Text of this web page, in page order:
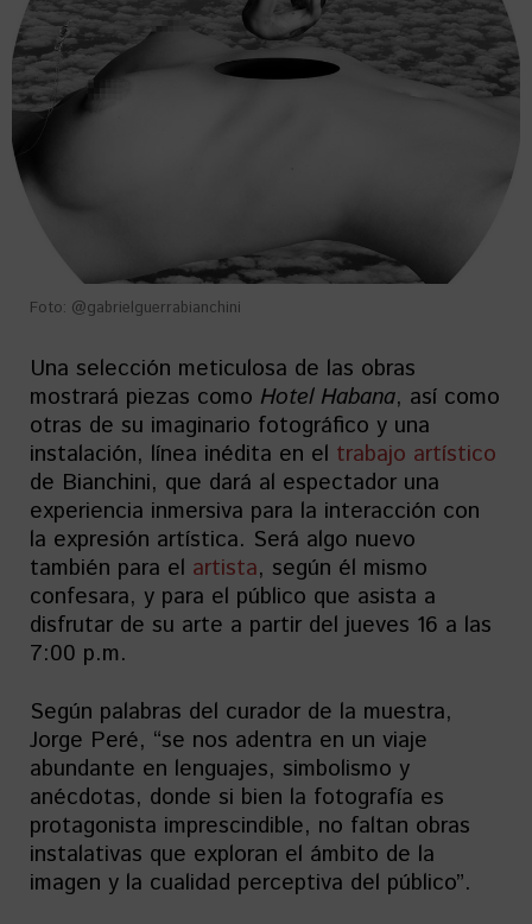
Foto: @gabrielguerrabianchini
Una selección meticulosa de las obras
mostrará piezas como Hotel Habana, así como
otras de su imaginario fotográfico y una
instalación, línea inédita en el trabajo artístico
de Bianchini, que dará al espectador una
experiencia inmersiva para la interacción con
la expresión artística. Será algo nuevo
también para el artista, según él mismo
confesara, y para el público que asista a
disfrutar de su arte a partir del jueves 16 a las
7:00 p.m.
Según palabras del curador de la muestra,
Jorge Peré, “se nos adentra en un viaje
abundante en lenguajes, simbolismo y
anécdotas, donde si bien la fotografía es
protagonista imprescindible, no faltan obras
instalativas que exploran el ámbito de la
imagen y la cualidad perceptiva del público”.